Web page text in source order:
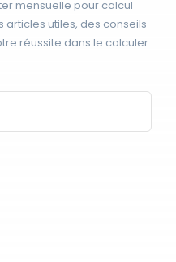
mensuelle pour calcul
utiles, des conseils
réussite dans le calculer